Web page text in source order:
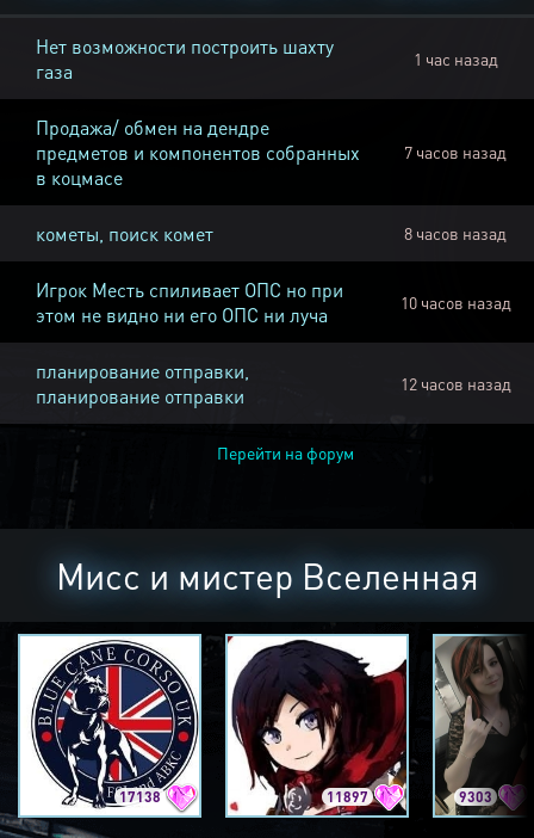
Нет возможности построить шахту
газа
1 час назад
Продажа/ обмен на дендре
предметов и компонентов собранных
в коцмасе
7 часов назад
кометы, поиск комет 8 часов назад
Игрок Месть спиливает ОПС но при
этом не видно ни его ОПС ни луча
10 часов назад
планирование отправки,
планирование отправки
12 часов назад
Перейти на форум
Мисс и мистер Вселенная
17138 11897 9303